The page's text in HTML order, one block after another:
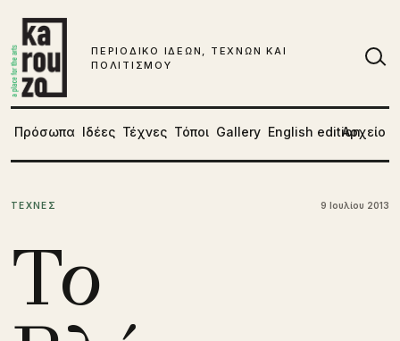
ΠΕΡΙΟΔΙΚΟ ΙΔΕΩΝ, ΤΕΧΝΩΝ ΚΑΙ
ΠΟΛΙΤΙΣΜΟΥ
Πρόσωπα Ιδέες Τέχνες Τόποι Gallery English editionΑρχείο
ΤΕΧΝΕΣ 9 Ιουλίου 2013
Το